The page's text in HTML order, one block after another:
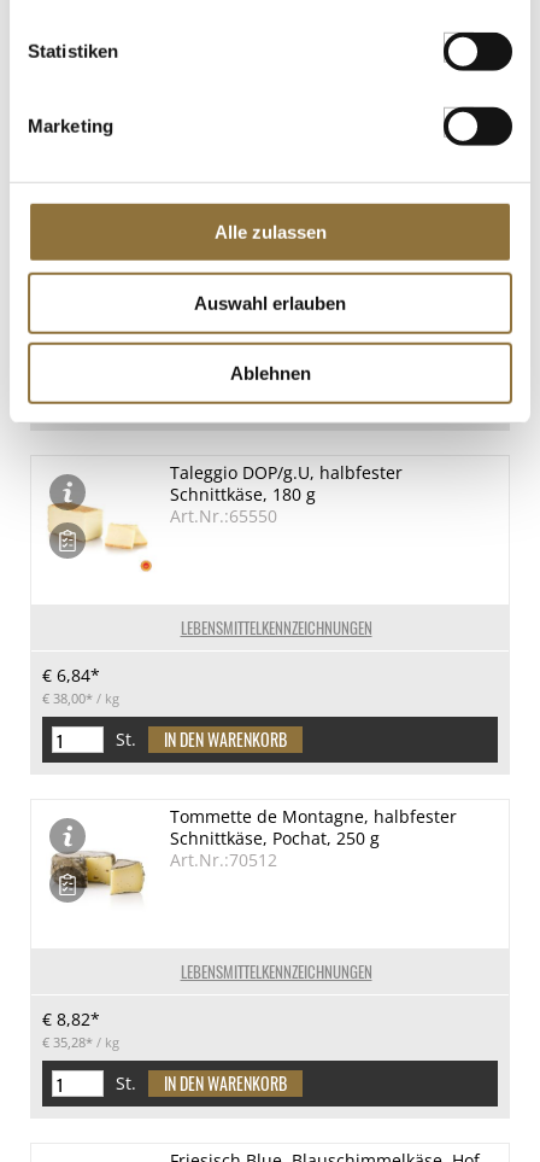
Statistiken
Marketing
Alle zulassen
Auswahl erlauben
Ablehnen
St.
Schnittkäse, halber Laib, BIO , ca.1,5 kg
€ 46,55*
St.
LEBENSMITTELKENNZEICHNUNGEN
Taleggio DOP/g.U, halbfester
Schnittkäse, 180 g
Art.Nr.:65550
€ 6,84*
€ 38,00* / kg
St.
LEBENSMITTELKENNZEICHNUNGEN
Tommette de Montagne, halbfester
Schnittkäse, Pochat, 250 g
Art.Nr.:70512
€ 8,82*
€ 35,28* / kg
St.